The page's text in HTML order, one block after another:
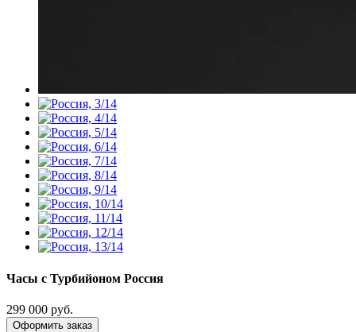
Часы с Турбийоном Россия
299 000 руб.
Оформить заказ